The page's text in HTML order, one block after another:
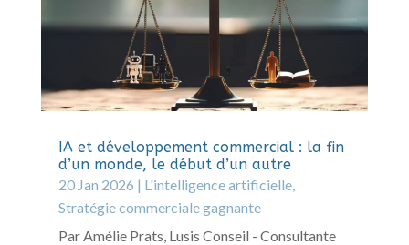
IA et développement commercial : la fin
d’un monde, le début d’un autre
20 Jan 2026 | L'intelligence artificielle,
Stratégie commerciale gagnante
Par Amélie Prats, Lusis Conseil - Consultante